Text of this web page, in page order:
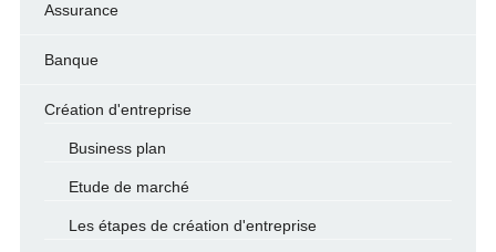
Assurance
Banque
Création d'entreprise
Business plan
Etude de marché
Les étapes de création d'entreprise